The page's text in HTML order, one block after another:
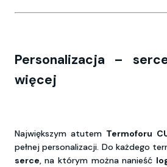
Personalizacja –
więcej
Największym atutem Termoforu
pełnej personalizacji. Do każdego
serce, na którym można nanieść